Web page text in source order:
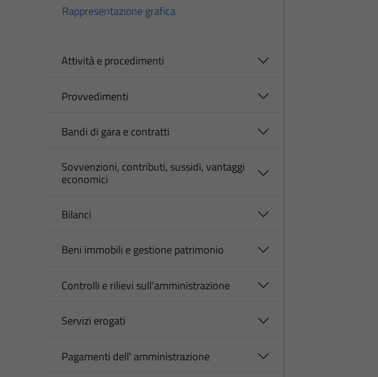
Rappresentazione grafica
Attività e procedimenti
Provvedimenti
Bandi di gara e contratti
Sovvenzioni, contributi, sussidi, vantaggi
economici
Bilanci
Beni immobili e gestione patrimonio
Controlli e rilievi sull'amministrazione
Servizi erogati
Pagamenti dell' amministrazione